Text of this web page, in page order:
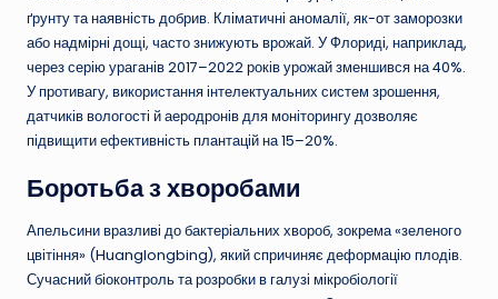
ґрунту та наявність добрив. Кліматичні аномалії, як-от заморозки
або надмірні дощі, часто знижують врожай. У Флориді, наприклад,
через серію ураганів 2017–2022 років урожай зменшився на 40%.
У противагу, використання інтелектуальних систем зрошення,
датчиків вологості й аеродронів для моніторингу дозволяє
підвищити ефективність плантацій на 15–20%.
Боротьба з хворобами
Апельсини вразливі до бактеріальних хвороб, зокрема «зеленого
цвітіння» (Huanglongbing), який спричиняє деформацію плодів.
Сучасний біоконтроль та розробки в галузі мікробіології